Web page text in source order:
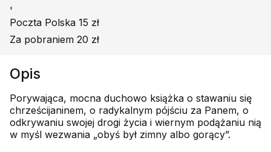
'
Poczta Polska 15 zł
Za pobraniem 20 zł
Opis
Porywająca, mocna duchowo książka o stawaniu się
chrześcijaninem, o radykalnym pójściu za Panem, o
odkrywaniu swojej drogi życia i wiernym podążaniu nią
w myśl wezwania „obyś był zimny albo gorący”.